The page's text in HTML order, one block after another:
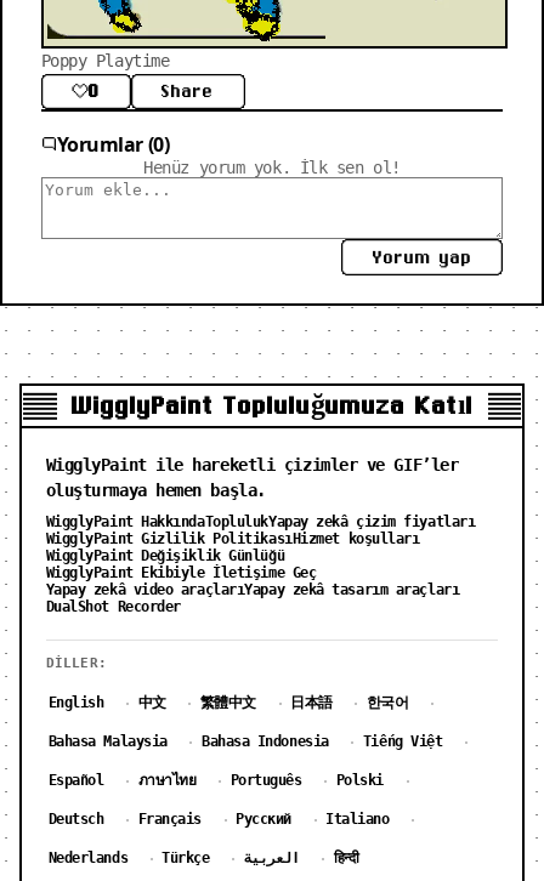
Poppy Playtime
0 Share
Yorumlar (0)
Henüz yorum yok. İlk sen ol!
Yorum yap
WigglyPaint Topluluğumuza Katıl
WigglyPaint ile hareketli çizimler ve GIF’ler
oluşturmaya hemen başla.
WigglyPaint HakkındaToplulukYapay zekâ çizim fiyatları
WigglyPaint Gizlilik PolitikasıHizmet koşulları
WigglyPaint Değişiklik Günlüğü
WigglyPaint Ekibiyle İletişime Geç
Yapay zekâ video araçlarıYapay zekâ tasarım araçları
DualShot Recorder
DILLER:
English · 中文 · 繁體中文 · 日本語 · 한국어 ·
Bahasa Malaysia · Bahasa Indonesia · Tiếng Việt ·
Español · ภาษาไทย · Português · Polski ·
Deutsch · Français · Русский · Italiano ·
Nederlands · Türkçe · العربية · हिन्दी